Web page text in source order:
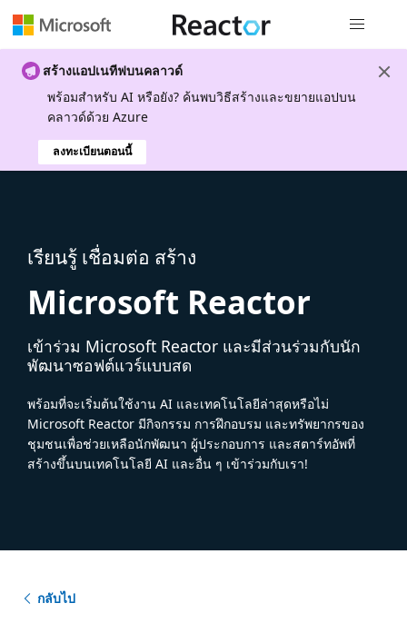
สร้างแอปเนทีฟบนคลาวด์
พร้อมสําหรับ AI หรือยัง? ค้นพบวิธีสร้างและขยายแอปบน
คลาวด์ด้วย Azure
ลงทะเบียนตอนนี้
เรียนรู้ เชื่อมต่อ สร้าง
Microsoft Reactor
เข้าร่วม Microsoft Reactor และมีส่วนร่วมกับนัก
พัฒนาซอฟต์แวร์แบบสด
พร้อมที่จะเริ่มต้นใช้งาน AI และเทคโนโลยีล่าสุดหรือไม่
Microsoft Reactor มีกิจกรรม การฝึกอบรม และทรัพยากรของ
ชุมชนเพื่อช่วยเหลือนักพัฒนา ผู้ประกอบการ และสตาร์ทอัพที่
สร้างขึ้นบนเทคโนโลยี AI และอื่น ๆ เข้าร่วมกับเรา!
กลับไป